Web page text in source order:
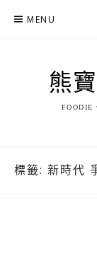
MENU
熊
FOODIE
標籤: 新時代